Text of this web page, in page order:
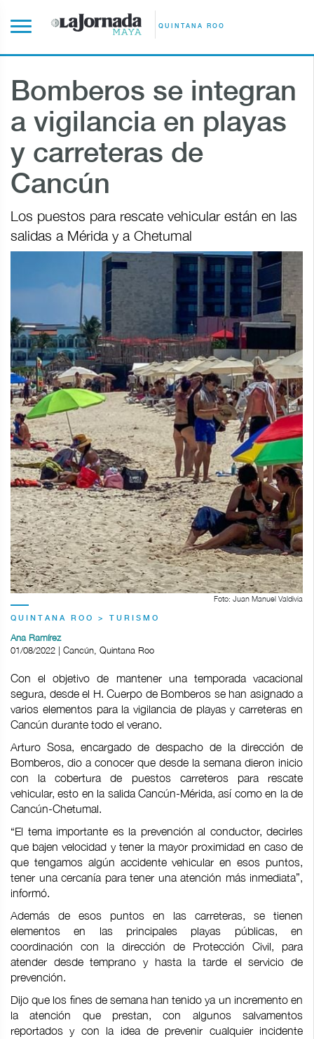
QUINTANA ROO
Bomberos se integran
a vigilancia en playas
y carreteras de
Cancún
Los puestos para rescate vehicular están en las
salidas a Mérida y a Chetumal
Foto: Juan Manuel Valdivia
QUINTANA ROO > TURISMO
Ana Ramírez
01/08/2022 | Cancún, Quintana Roo
Con el objetivo de mantener una temporada vacacional
segura, desde el H. Cuerpo de Bomberos se han asignado a
varios elementos para la vigilancia de playas y carreteras en
Cancún durante todo el verano.
Arturo Sosa, encargado de despacho de la dirección de
Bomberos, dio a conocer que desde la semana dieron inicio
con la cobertura de puestos carreteros para rescate
vehicular, esto en la salida Cancún-Mérida, así como en la de
Cancún-Chetumal.
“El tema importante es la prevención al conductor, decirles
que bajen velocidad y tener la mayor proximidad en caso de
que tengamos algún accidente vehicular en esos puntos,
tener una cercanía para tener una atención más inmediata”,
informó.
Además de esos puntos en las carreteras, se tienen
elementos en las principales playas públicas, en
coordinación con la dirección de Protección Civil, para
atender desde temprano y hasta la tarde el servicio de
prevención.
Dijo que los fines de semana han tenido ya un incremento en
la atención que prestan, con algunos salvamentos
reportados y con la idea de prevenir cualquier incidente